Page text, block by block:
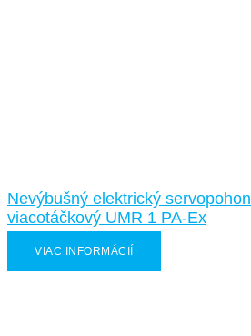
Nevýbušný elektrický servopohon
viacotáčkový UMR 1 PA-Ex
VIAC INFORMÁCIÍ